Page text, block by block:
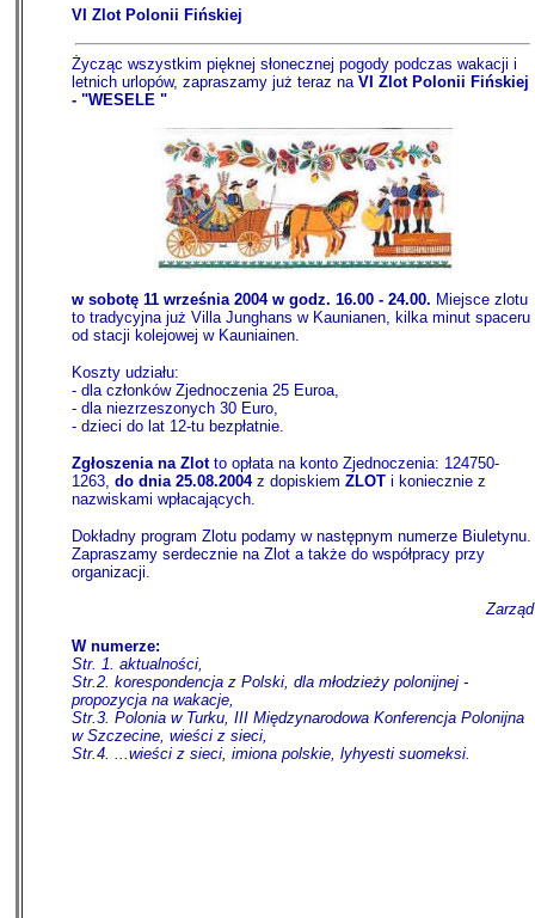
VI Zlot Polonii Fińskiej
Życząc wszystkim pięknej słonecznej pogody podczas wakacji i
letnich urlopów, zapraszamy już teraz na VI Zlot Polonii Fińskiej
- "WESELE "
w sobotę 11 września 2004 w godz. 16.00 - 24.00. Miejsce zlotu
to tradycyjna już Villa Junghans w Kaunianen, kilka minut spaceru
od stacji kolejowej w Kauniainen.
Koszty udziału:
- dla członków Zjednoczenia 25 Euroa,
- dla niezrzeszonych 30 Euro,
- dzieci do lat 12-tu bezpłatnie.
Zgłoszenia na Zlotto opłata na konto Zjednoczenia: 124750-
1263, do dnia 25.08.2004z dopiskiem ZLOT i koniecznie z
nazwiskami wpłacających.
Dokładny program Zlotu podamy w następnym numerze Biuletynu.
Zapraszamy serdecznie na Zlot a także do współpracy przy
organizacji.
Zarząd
W numerze:
Str. 1. aktualności,
Str.2. korespondencja z Polski, dla młodzieży polonijnej -
propozycja na wakacje,
Str.3. Polonia w Turku, III Międzynarodowa Konferencja Polonijna
w Szczecine, wieści z sieci,
Str.4. ...wieści z sieci, imiona polskie, lyhyesti suomeksi.